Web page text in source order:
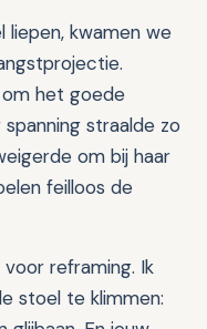
liepen, kwamen we
het goede
straalde zo
om bij haar
feilloos de
voor reframing. Ik
stoel te klimmen: